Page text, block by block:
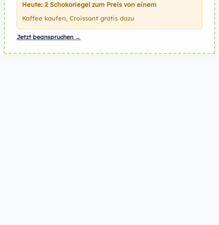
Heute: 2 Schokoriegel zum Preis von einem
Kaffee kaufen, Croissant gratis dazu
Jetzt beanspruchen →